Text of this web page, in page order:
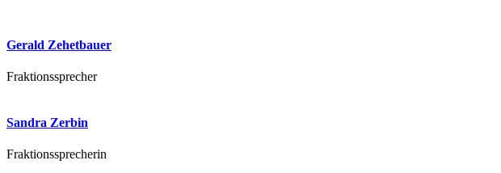
Gerald Zehetbauer
Fraktionssprecher
Sandra Zerbin
Fraktionssprecherin